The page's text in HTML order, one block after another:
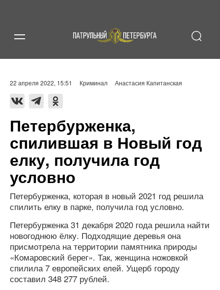
22 апреля 2022, 15:51 Криминал Анастасия Капитанская
Петербурженка,
спилившая в Новый год
елку, получила год
условно
Петербурженка, которая в новый 2021 год решила
спилить елку в парке, получила год условно.
Петербурженка 31 декабря 2020 года решила найти
новогоднюю ёлку. Подходящие деревья она
присмотрела на территории памятника природы
«Комаровский берег». Так, женщина ножовкой
спилила 7 европейских елей. Ущерб городу
составил 348 277 рублей.